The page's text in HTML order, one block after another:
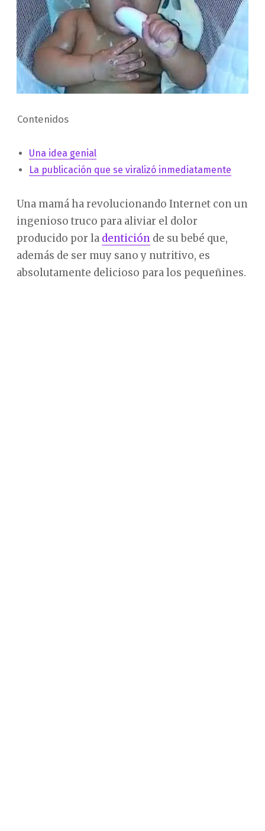
Contenidos
Una idea genial
La publicación que se viralizó inmediatamente
Una mamá ha revolucionando Internet con un
ingenioso truco para aliviar el dolor
producido por la denticiónde su bebé que,
además de ser muy sano y nutritivo, es
absolutamente delicioso para los pequeñines.